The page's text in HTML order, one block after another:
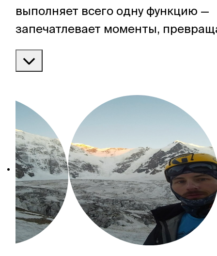
выполняет всего одну функцию —
запечатлевает моменты,
фотографии и заметки. Мой дом —
Северный Кавказ, а весь